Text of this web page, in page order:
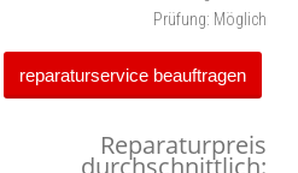
Prüfung: Möglich
reparaturservice beauftragen
Reparaturpreis